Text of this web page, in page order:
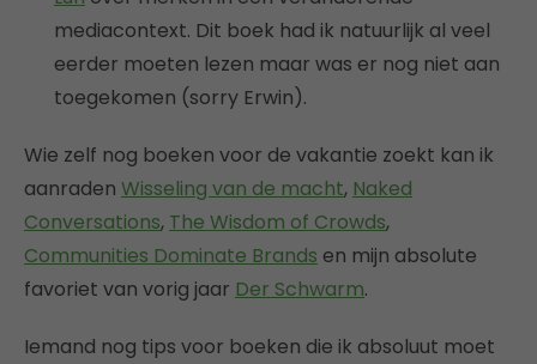
mediacontext. Dit boek had ik natuurlijk al veel
eerder moeten lezen maar was er nog niet aan
toegekomen (sorry Erwin).
Wie zelf nog boeken voor de vakantie zoekt kan ik
aanraden Wisseling van de macht, Naked
Conversations, The Wisdom of Crowds,
Communities Dominate Brands en mijn absolute
favoriet van vorig jaar Der Schwarm.
Iemand nog tips voor boeken die ik absoluut moet